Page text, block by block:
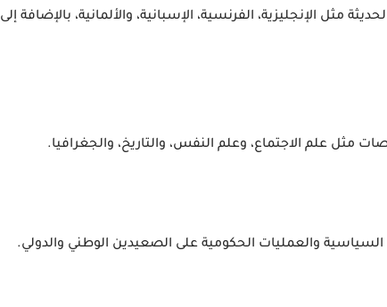
مثل الإنجليزية، الفرنسية، الإسبانية، والألمانية، بالإضافة إلى
مثل علم الاجتماع، وعلم النفس، والتاريخ، والجغرافيا.
والعمليات الحكومية على الصعيدين الوطني والدولي.